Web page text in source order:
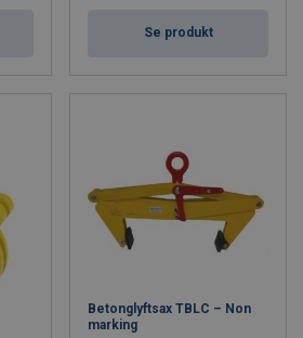
Se produkt
Betonglyftsax TBLC – Non
marking